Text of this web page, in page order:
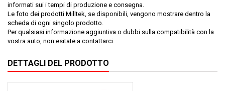
informati sui i tempi di produzione e consegna.
Le foto dei prodotti Milltek, se disponibili, vengono mostrare dentro la
scheda di ogni singolo prodotto.
Per qualsiasi informazione aggiuntiva o dubbi sulla compatibilità con la
vostra auto, non esitate a contattarci.
DETTAGLI DEL PRODOTTO